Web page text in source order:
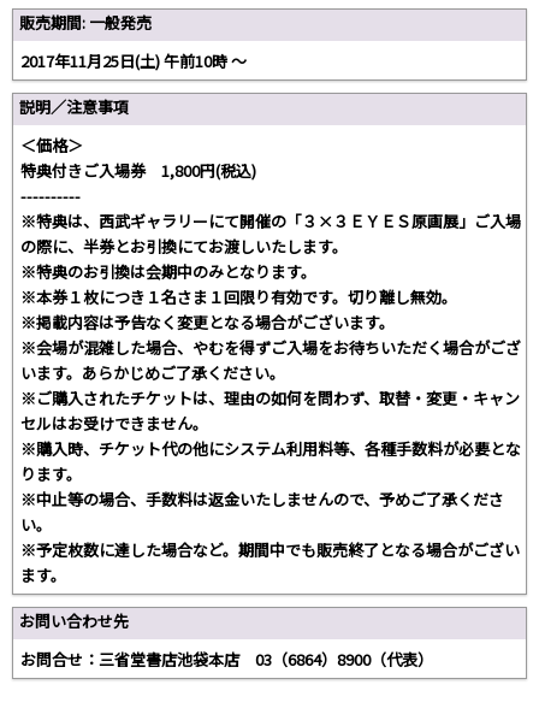
販売期間: 一般発売
2017年11月25日(土) 午前10時 〜
説明／注意事項
＜価格＞
特典付きご入場券 1,800円(税込)
----------
※特典は、西武ギャラリーにて開催の「３×３ＥＹＥＳ原画展」ご入場
の際に、半券とお引換にてお渡しいたします。
※特典のお引換は会期中のみとなります。
※本券１枚につき１名さま１回限り有効です。切り離し無効。
※掲載内容は予告なく変更となる場合がございます。
※会場が混雑した場合、やむを得ずご入場をお待ちいただく場合がござ
います。あらかじめご了承ください。
※ご購入されたチケットは、理由の如何を問わず、取替・変更・キャン
セルはお受けできません。
※購入時、チケット代の他にシステム利用料等、各種手数料が必要とな
ります。
※中止等の場合、手数料は返金いたしませんので、予めご了承くださ
い。
※予定枚数に達した場合など。期間中でも販売終了となる場合がござい
ます。
お問い合わせ先
お問合せ：三省堂書店池袋本店 03（6864）8900（代表）